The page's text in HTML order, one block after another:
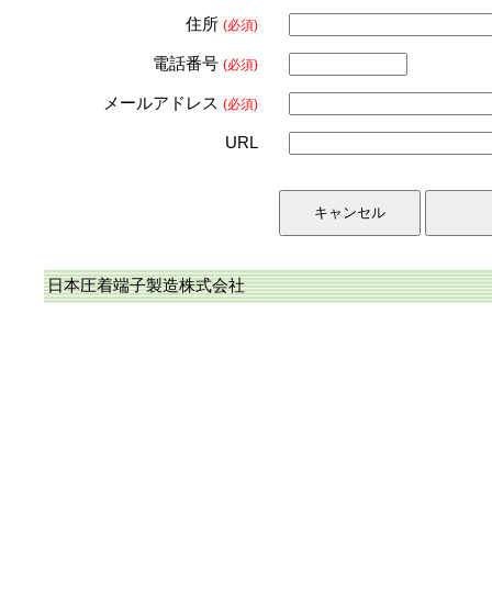
住所 (必須)
電話番号 (必須)
メールアドレス (必須)
URL
日本圧着端子製造株式会社